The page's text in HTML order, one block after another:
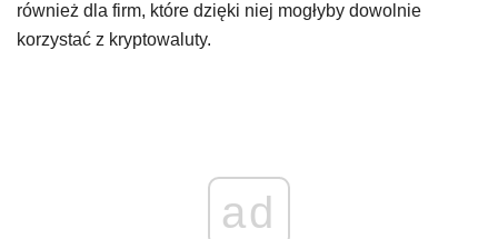
również dla firm, które dzięki niej mogłyby dowolnie
korzystać z kryptowaluty.
ad